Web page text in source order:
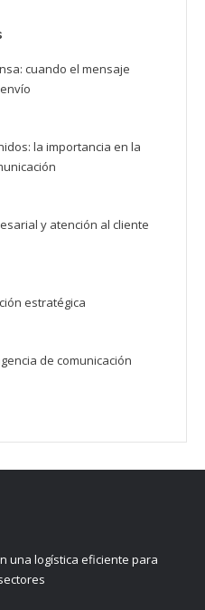
cuando el mensaje
la importancia en la
y atención al cliente
estratégica
de comunicación
una logística eficiente para